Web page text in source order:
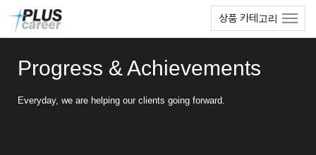
상품 카테고리
Progress & Achievements
Everyday, we are helping our clients going forward.